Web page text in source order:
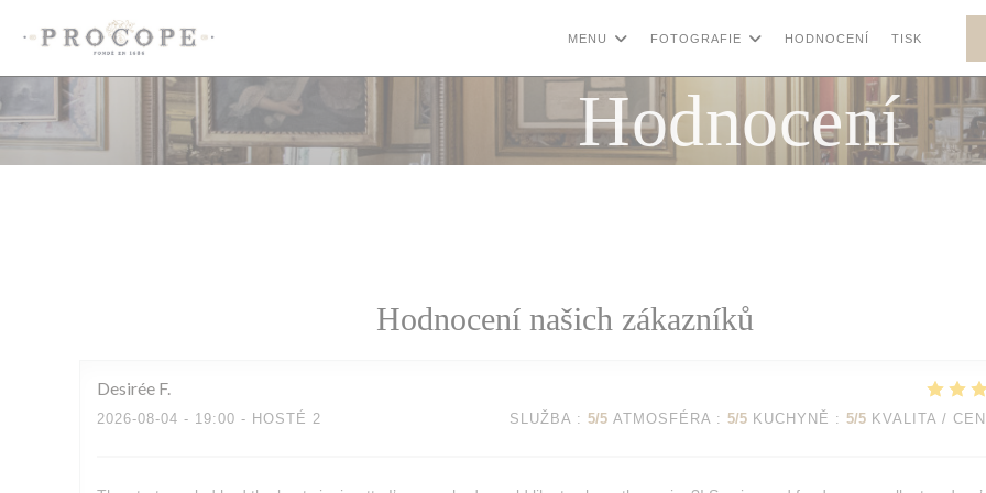
Panel pro správu cookies
MENU FOTOGRAFIE HODNOCENÍ
TISK
Hodnocení
Hodnocení našich zákazníků
Desirée F
2026-08-04 - 19:00 - HOSTÉ 2 SLUŽBA : 5/5 ATMOSFÉRA : 5/5 KUCHYNĚ : 5/5 KVALITA /